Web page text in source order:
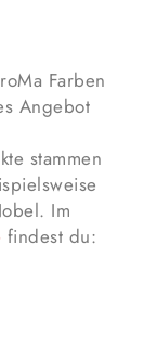
Farben
Angebot
stammen
Im
findest du: